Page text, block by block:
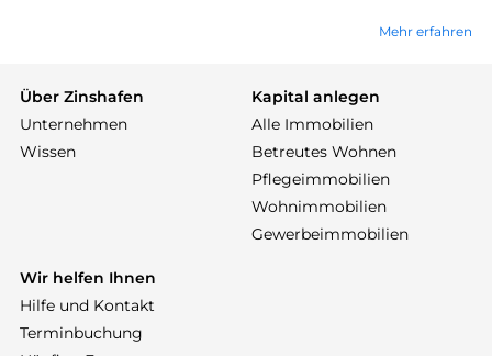
Mehr erfahren
Über Zinshafen
Unternehmen
Wissen
Kapital anlegen
Alle Immobilien
Betreutes Wohnen
Pflegeimmobilien
Wohnimmobilien
Gewerbeimmobilien
Wir helfen Ihnen
Hilfe und Kontakt
Terminbuchung